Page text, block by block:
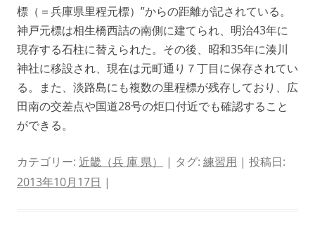
標（＝兵庫県里程元標）”からの距離が記されている。
神戸元標は相生橋西詰の南側に建てられ、明治43年に
現存する石柱に替えられた。その後、昭和35年に湊川
神社に移設され、現在は元町通り７丁目に保存されてい
る。また、淡路島にも複数の里程標が残存しており、広
田南の交差点や国道28号の炬口付近でも確認すること
ができる。
カテゴリー: 近畿（兵 庫 県） | タグ: 練習用 | 投稿日:
2013年10月17日 |